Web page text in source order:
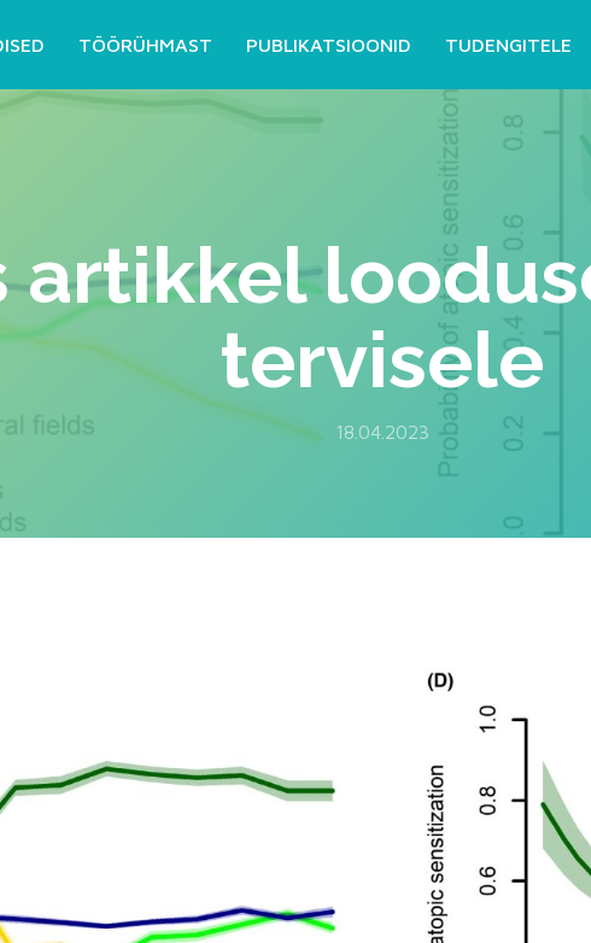
TÖÖRÜHMAST PUBLIKATSIOONID TUDENGITELE
artikkel
tervisele
18.04.2023